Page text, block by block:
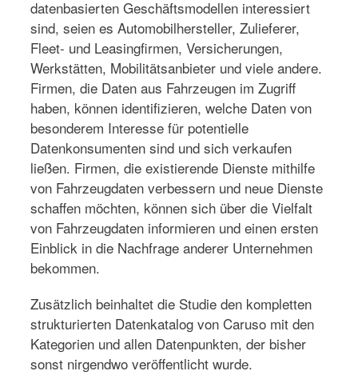
datenbasierten Geschäftsmodellen interessiert
sind, seien es Automobilhersteller, Zulieferer,
Fleet- und Leasingfirmen, Versicherungen,
Werkstätten, Mobilitätsanbieter und viele andere.
Firmen, die Daten aus Fahrzeugen im Zugriff
haben, können identifizieren, welche Daten von
besonderem Interesse für potentielle
Datenkonsumenten sind und sich verkaufen
ließen. Firmen, die existierende Dienste mithilfe
von Fahrzeugdaten verbessern und neue Dienste
schaffen möchten, können sich über die Vielfalt
von Fahrzeugdaten informieren und einen ersten
Einblick in die Nachfrage anderer Unternehmen
bekommen.
Zusätzlich beinhaltet die Studie den kompletten
strukturierten Datenkatalog von Caruso mit den
Kategorien und allen Datenpunkten, der bisher
sonst nirgendwo veröffentlicht wurde.